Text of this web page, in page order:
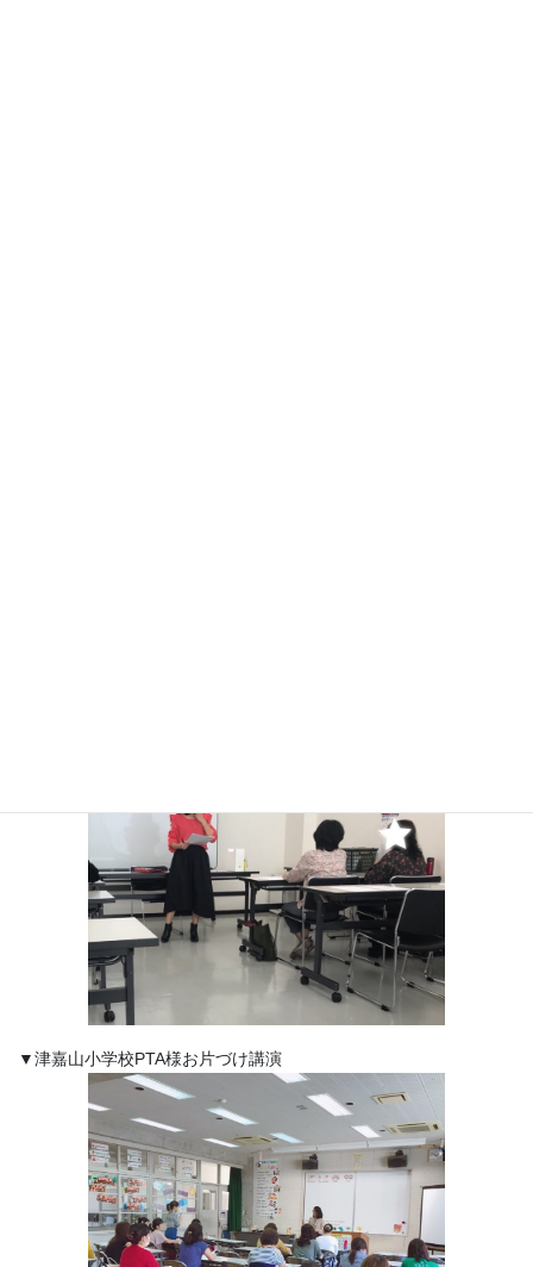
▼津嘉山小学校PTA様お片づけ講演